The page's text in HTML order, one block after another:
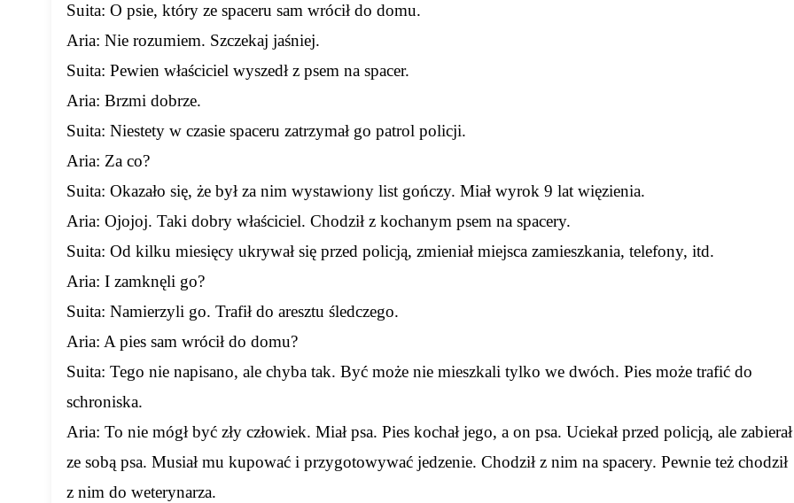
Suita: O psie, który ze spaceru sam wrócił do domu.
Aria: Nie rozumiem. Szczekaj jaśniej.
Suita: Pewien właściciel wyszedł z psem na spacer.
Aria: Brzmi dobrze.
Suita: Niestety w czasie spaceru zatrzymał go patrol policji.
Aria: Za co?
Suita: Okazało się, że był za nim wystawiony list gończy. Miał wyrok 9 lat więzienia.
Aria: Ojojoj. Taki dobry właściciel. Chodził z kochanym psem na spacery.
Suita: Od kilku miesięcy ukrywał się przed policją, zmieniał miejsca zamieszkania, telefony, itd.
Aria: I zamknęli go?
Suita: Namierzyli go. Trafił do aresztu śledczego.
Aria: A pies sam wrócił do domu?
Suita: Tego nie napisano, ale chyba tak. Być może nie mieszkali tylko we dwóch. Pies może trafić do
schroniska.
Aria: To nie mógł być zły człowiek. Miał psa. Pies kochał jego, a on psa. Uciekał przed policją, ale zabierał
ze sobą psa. Musiał mu kupować i przygotowywać jedzenie. Chodził z nim na spacery. Pewnie też chodził
z nim do weterynarza.